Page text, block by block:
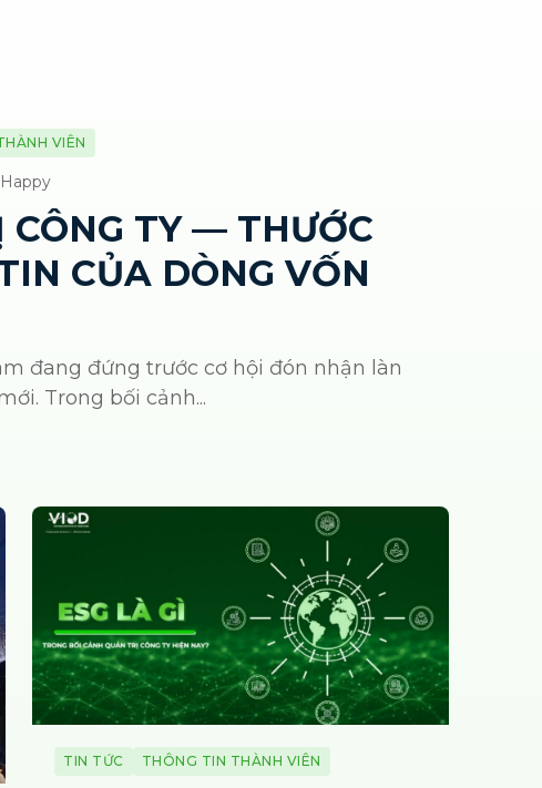
VIÊN
CÔNG TY — THƯỚC
CỦA DÒNG VỐN
đang đứng trước cơ hội đón nhận làn
Trong bối cảnh...
TIN TỨC THÔNG TIN THÀNH VIÊN